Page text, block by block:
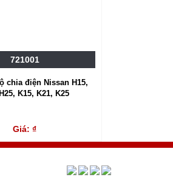
721001
chia điện Nissan H15,
K15, K21, K25
Giá: ₫